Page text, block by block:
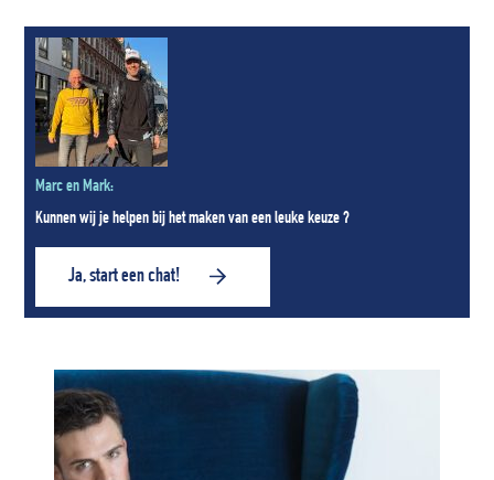
Marc en Mark:
Kunnen wij je helpen bij het maken van een leuke keuze ?
Ja, start een chat!